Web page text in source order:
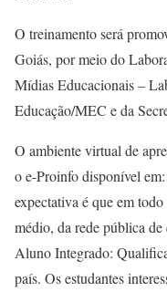
O treinamento será
Goiás, por meio do
Mídias Educacionais –
Educação/MEC e da
O ambiente virtual de
o e-Proinfo disponível
expectativa é que em
médio, da rede pública
Aluno Integrado:
país. Os estudantes